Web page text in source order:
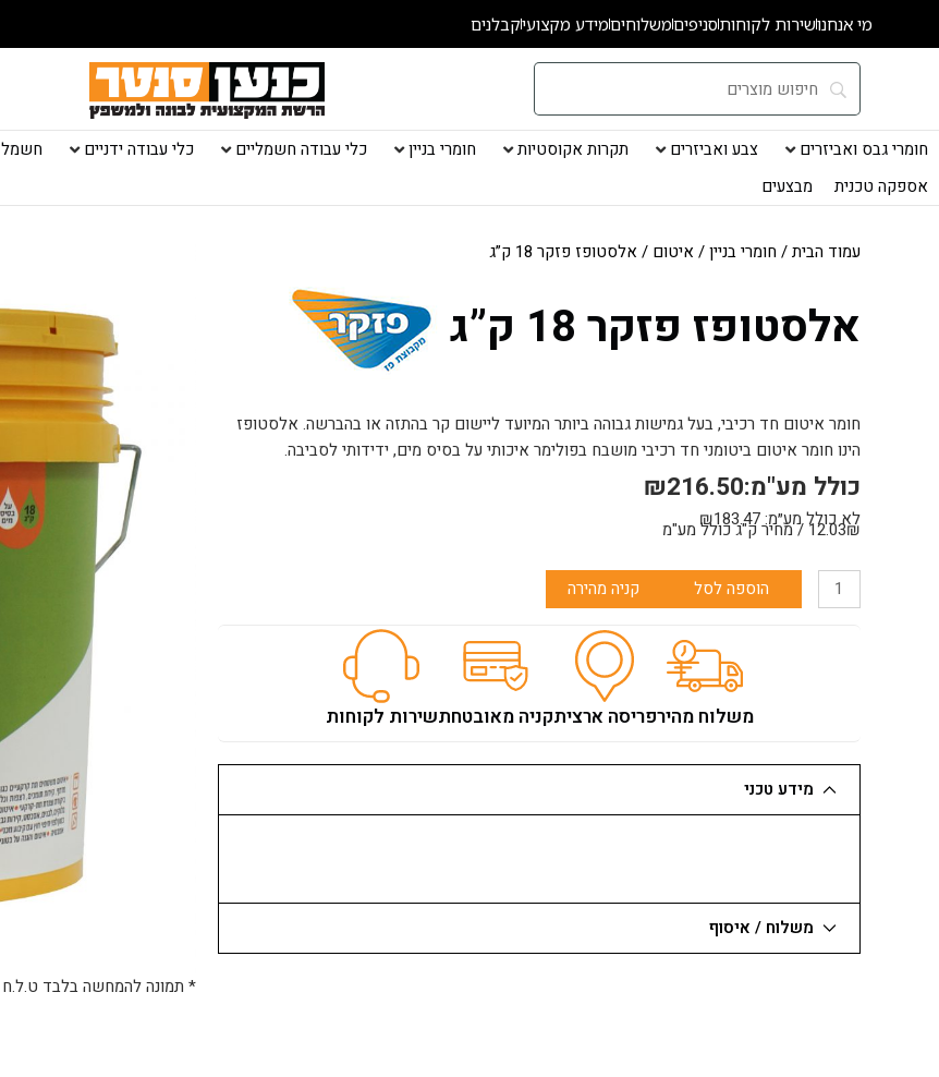
מי אנחנושירות לקוחותסניפיםמשלוחיםמידע מקצועיקבלנים
חומרי גבס ואביזרים צבע ואביזרים תקרות אקוסטיות חומרי בניין כלי עבודה חשמליים כלי עבודה ידניים חשמל
אספקה טכנית
מבצעים
עמוד הבית/ חומרי בניין/ איטום / אלסטופז פזקר 18 ק”ג
אלסטופז פזקר 18 ק”ג
חומר איטום חד רכיבי, בעל גמישות גבוהה ביותר המיועד ליישום קר בהתזה או בהברשה. אלסטופז
הינו חומר איטום ביטומני חד רכיבי מושבח בפולימר איכותי על בסיס מים, ידידותי לסביבה.
₪216.50כולל מע"מ:
לא כולל מע״מ: ₪183.47
12.03₪ / מחיר ק"ג כולל מע"מ
כמות
הוספה לסל קניה מהירה
משלוח מהירפריסה ארציתקניה מאובטחתשירות לקוחות
מידע טכני
משלוח / איסוף
* תמונה להמחשה בלבד ט.ל.ח